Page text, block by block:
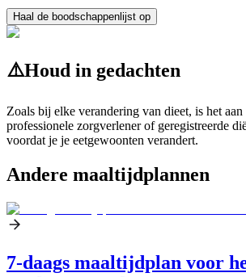
Haal de boodschappenlijst op
⚠️Houd in gedachten
Zoals bij elke verandering van dieet, is het aan
professionele zorgverlener of geregistreerde
voordat je je eetgewoonten verandert.
Andere maaltijdplannen
7-daags maaltijdplan voor